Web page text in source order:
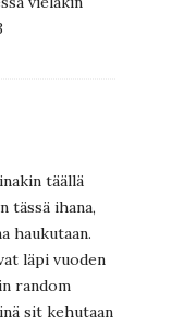
täällä
tässä ihana,
haukutaan.
läpi vuoden
random
sit kehutaan